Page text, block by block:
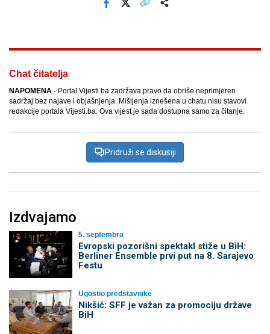
Chat čitatelja
NAPOMENA - Portal Vijesti.ba zadržava pravo da obriše neprimjeren
sadržaj bez najave i objašnjenja. Mišljenja iznešena u chatu nisu stavovi
redakcije portala Vijesti.ba. Ova vijest je sada dostupna samo za čitanje.
Pridruži se diskusiji
Izdvajamo
5. septembra
Evropski pozorišni spektakl stiže u BiH:
Berliner Ensemble prvi put na 8. Sarajevo
Festu
Ugostio predstavnike
Nikšić: SFF je važan za promociju države
BiH